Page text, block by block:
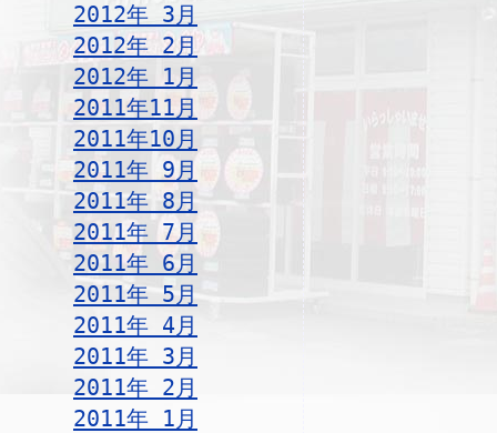
2012年 3月
2012年 2月
2012年 1月
2011年11月
2011年10月
2011年 9月
2011年 8月
2011年 7月
2011年 6月
2011年 5月
2011年 4月
2011年 3月
2011年 2月
2011年 1月